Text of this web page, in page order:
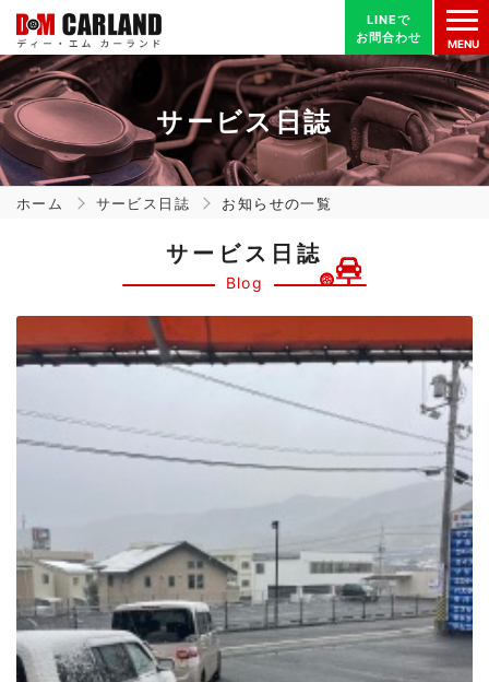
LINEで
お問合わせ
MENU
LINEで
お問合わせ
サービス日誌
ホーム サービス日誌 お知らせの一覧
サービス日誌
Blog